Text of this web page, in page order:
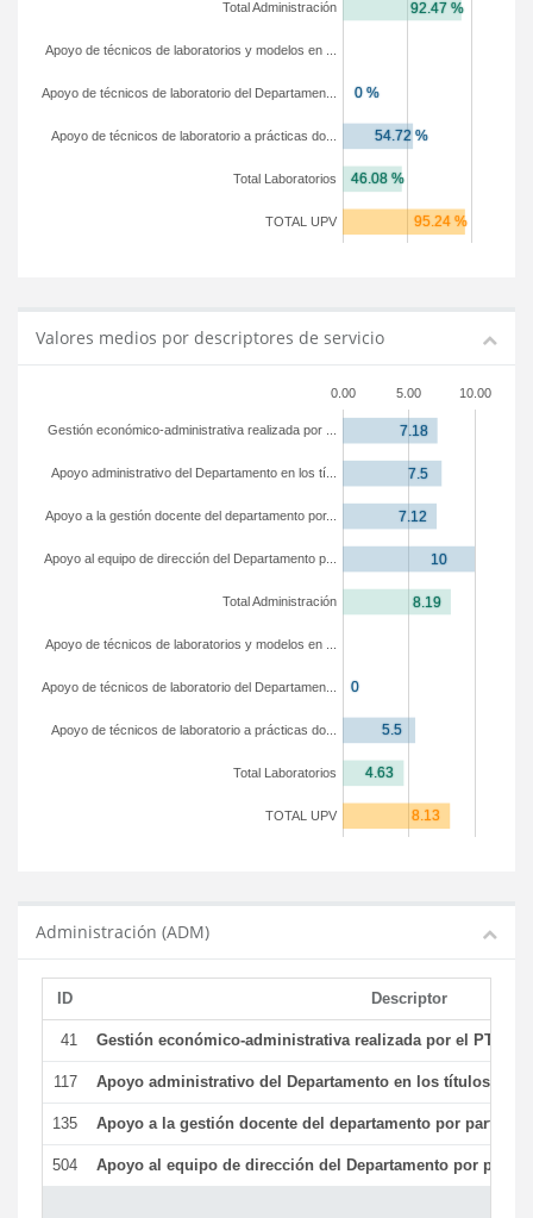
TOTAL UPV
Total Laboratorios
Apoyo de técnicos de laboratorio a prácticas do...
Apoyo de técnicos de laboratorio del Departamen...
Apoyo de técnicos de laboratorios y modelos en ...
Total Administración
Valores medios por descriptores de servicio
0.00 5.00 10.00
TOTAL UPV
Total Laboratorios
Apoyo de técnicos de laboratorio a prácticas do...
Apoyo de técnicos de laboratorio del Departamen...
Apoyo de técnicos de laboratorios y modelos en ...
Total Administración
Apoyo al equipo de dirección del Departamento p...
Apoyo a la gestión docente del departamento por...
Apoyo administrativo del Departamento en los tí...
Gestión económico-administrativa realizada por ...
Administración (ADM)
ID Descriptor
41 Gestión económico-administrativa realizada por el PTGAS
117 Apoyo administrativo del Departamento en los títulos de
135 Apoyo a la gestión docente del departamento por parte
504 Apoyo al equipo de dirección del Departamento por parte